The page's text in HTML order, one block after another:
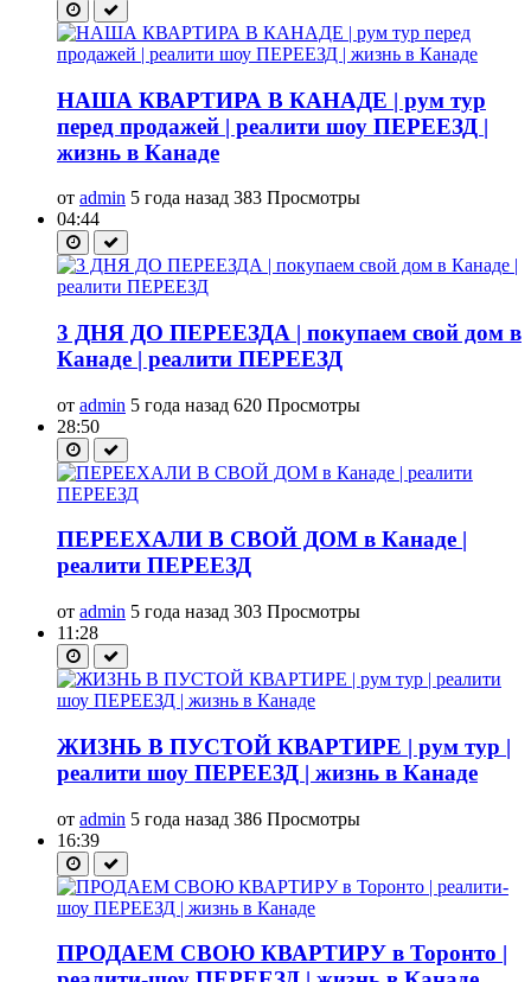
НАША КВАРТИРА В КАНАДЕ | рум тур
перед продажей | реалити шоу ПЕРЕЕЗД |
жизнь в Канаде
от admin 5 года назад 383 Просмотры
04:44
3 ДНЯ ДО ПЕРЕЕЗДА | покупаем свой дом в
Канаде | реалити ПЕРЕЕЗД
от admin 5 года назад 620 Просмотры
28:50
ПЕРЕЕХАЛИ В СВОЙ ДОМ в Канаде |
реалити ПЕРЕЕЗД
от admin 5 года назад 303 Просмотры
11:28
ЖИЗНЬ В ПУСТОЙ КВАРТИРЕ | рум тур |
реалити шоу ПЕРЕЕЗД | жизнь в Канаде
от admin 5 года назад 386 Просмотры
16:39
ПРОДАЕМ СВОЮ КВАРТИРУ в Торонто |